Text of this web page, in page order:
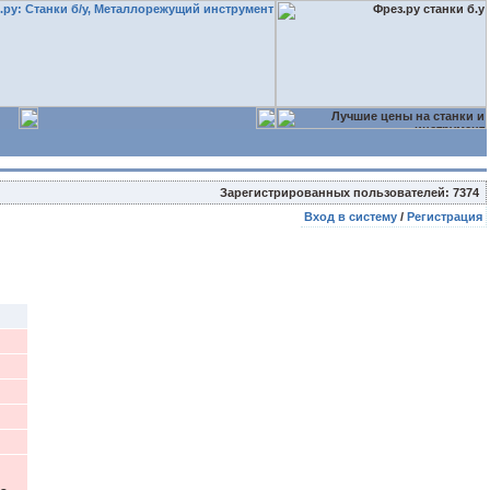
Зарегистрированных пользователей: 7374
Вход в систему / Регистрация